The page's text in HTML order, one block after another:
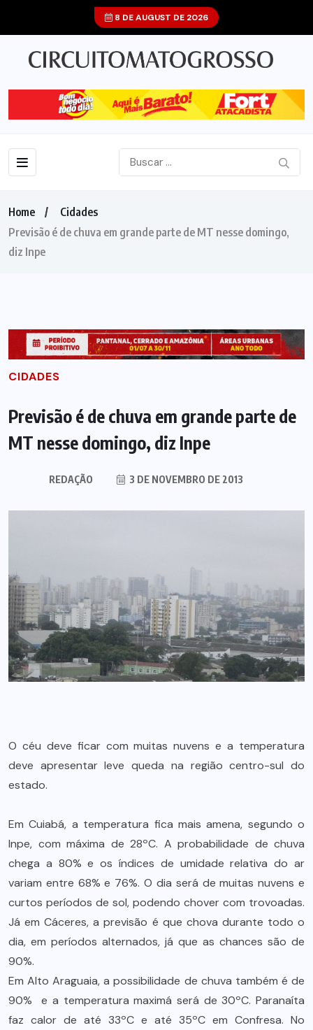
8 DE AUGUST DE 2026
Home
Cidades
Previsão é de chuva em grande parte de MT nesse domingo,
diz Inpe
CIDADES
Previsão é de chuva em grande parte de
MT nesse domingo, diz Inpe
REDAÇÃO 3 DE NOVEMBRO DE 2013
O céu deve ficar com muitas nuvens e a temperatura
deve apresentar leve queda na região centro-sul do
estado.
Em Cuiabá, a temperatura fica mais amena, segundo o
Inpe, com máxima de 28ºC. A probabilidade de chuva
chega a 80% e os índices de umidade relativa do ar
variam entre 68% e 76%. O dia será de muitas nuvens e
curtos períodos de sol, podendo chover com trovoadas.
Já em Cáceres, a previsão é que chova durante todo o
dia, em períodos alternados, já que as chances são de
90%.
Em Alto Araguaia, a possibilidade de chuva também é de
90% e a temperatura maximá será de 30ºC. Paranaíta
faz calor de até 33ºC e até 35ºC em Confresa. No